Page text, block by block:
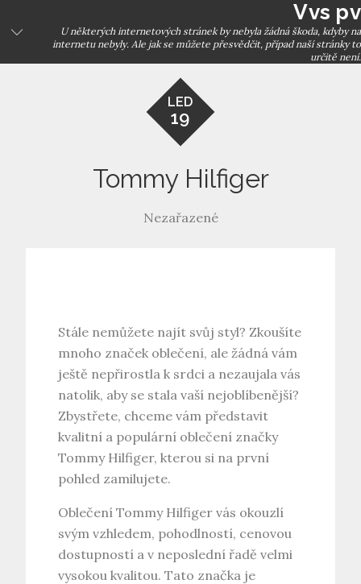
to
Vvs pv
U některých internetových stránek by nebyla žádná škoda, kdyby na
internetu nebyly. Ale jak se můžete přesvědčit, případ naší stránky to
určitě není.
LED
19
Tommy Hilfiger
Nezařazené
Stále nemůžete najít svůj styl? Zkoušíte
mnoho značek oblečení, ale žádná vám
ještě nepřirostla k srdci a nezaujala vás
natolik, aby se stala vaší nejoblíbenější?
Zbystřete, chceme vám představit
kvalitní a populární oblečení značky
Tommy Hilfiger, kterou si na první
pohled zamilujete.
OblečeníTommy Hilfiger vás okouzlí
svým vzhledem, pohodlností, cenovou
dostupností a v neposlední řadě velmi
vysokou kvalitou. Tato značka je